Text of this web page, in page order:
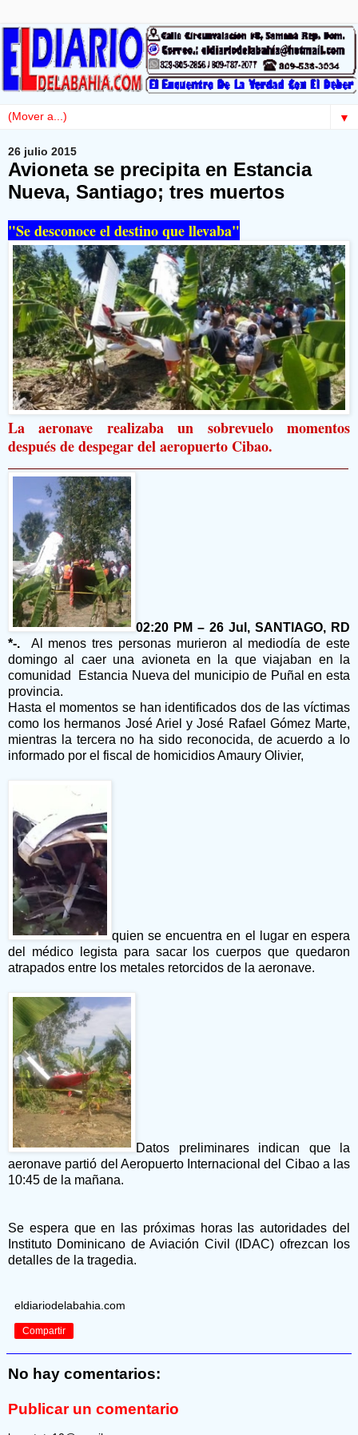
▼
26 julio 2015
Avioneta se precipita en Estancia
Nueva, Santiago; tres muertos
"Se desconoce el destino que llevaba"
La aeronave realizaba un sobrevuelo momentos
después de despegar del aeropuerto Cibao.
02:20 PM – 26 Jul, SANTIAGO, RD
*-.
Al menos tres personas murieron al mediodía de este
domingo al caer una avioneta en la que viajaban en la
comunidad Estancia Nueva del municipio de Puñal en esta
provincia.
Hasta el momentos se han identificados dos de las víctimas
como los hermanos José Ariel y José Rafael Gómez Marte,
mientras la tercera no ha sido reconocida, de acuerdo a lo
informado por el fiscal de homicidios Amaury Olivier,
quien se encuentra en el lugar en espera
del médico legista para sacar los cuerpos que quedaron
atrapados entre los metales retorcidos de la aeronave.
Datos preliminares indican que la
aeronave partió del Aeropuerto Internacional del Cibao a las
10:45 de la mañana.
Se espera que en las próximas horas las autoridades del
Instituto Dominicano de Aviación Civil (IDAC) ofrezcan los
detalles de la tragedia.
eldiariodelabahia.com
Compartir
No hay comentarios:
Publicar un comentario